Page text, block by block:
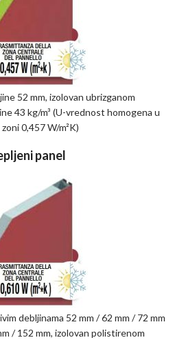
52 mm, izolovan ubrizganom
43 kg/m³ (U-vrednost homogena u
0,457 W/m²K)
panel
debljinama 52 mm / 62 mm / 72 mm
/ 152 mm, izolovan polistirenom